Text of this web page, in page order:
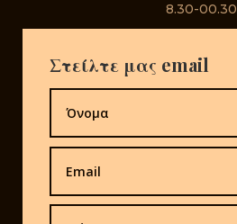
8.30-00.30
Στείλτε μας email